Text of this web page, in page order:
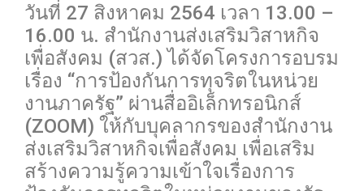
วันที่ 27 สิงหาคม 2564 เวลา 13.00 –
16.00 น. สำนักงานส่งเสริมวิสาหกิจ
เพื่อสังคม (สวส.) ได้จัดโครงการอบรม
เรื่อง “การป้องกันการทุจริตในหน่วย
งานภาครัฐ” ผ่านสื่ออิเล็กทรอนิกส์
(ZOOM) ให้กับบุคลากรของสำนักงาน
ส่งเสริมวิสาหกิจเพื่อสังคม เพื่อเสริม
สร้างความรู้ความเข้าใจเรื่องการ